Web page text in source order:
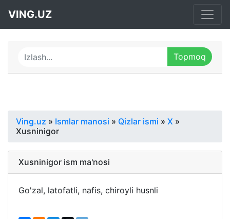
VING.UZ
Ving.uz » Ismlar manosi » Qizlar ismi » X »
Xusninigor
Xusninigor ism ma'nosi
Go'zal, latofatli, nafis, chiroyli husnli